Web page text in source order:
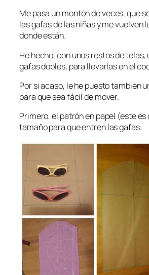
Me pasa un montón de veces, que
las gafas de las niñas y me vuelven
donde están.
He hecho, con unos restos de telas,
gafas dobles, para llevarlas en el
Por si acaso, le he puesto también
para que sea fácil de mover.
Primero, el patrón en papel (este
tamaño para que entren las gafas: